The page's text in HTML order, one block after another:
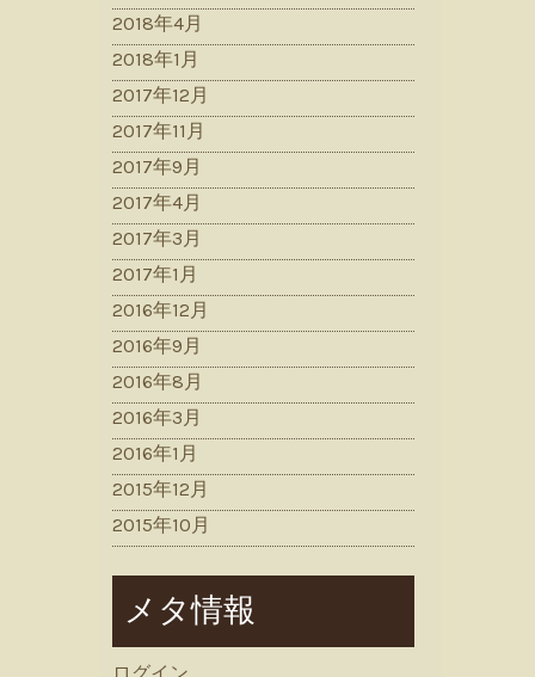
2018年4月
2018年1月
2017年12月
2017年11月
2017年9月
2017年4月
2017年3月
2017年1月
2016年12月
2016年9月
2016年8月
2016年3月
2016年1月
2015年12月
2015年10月
メタ情報